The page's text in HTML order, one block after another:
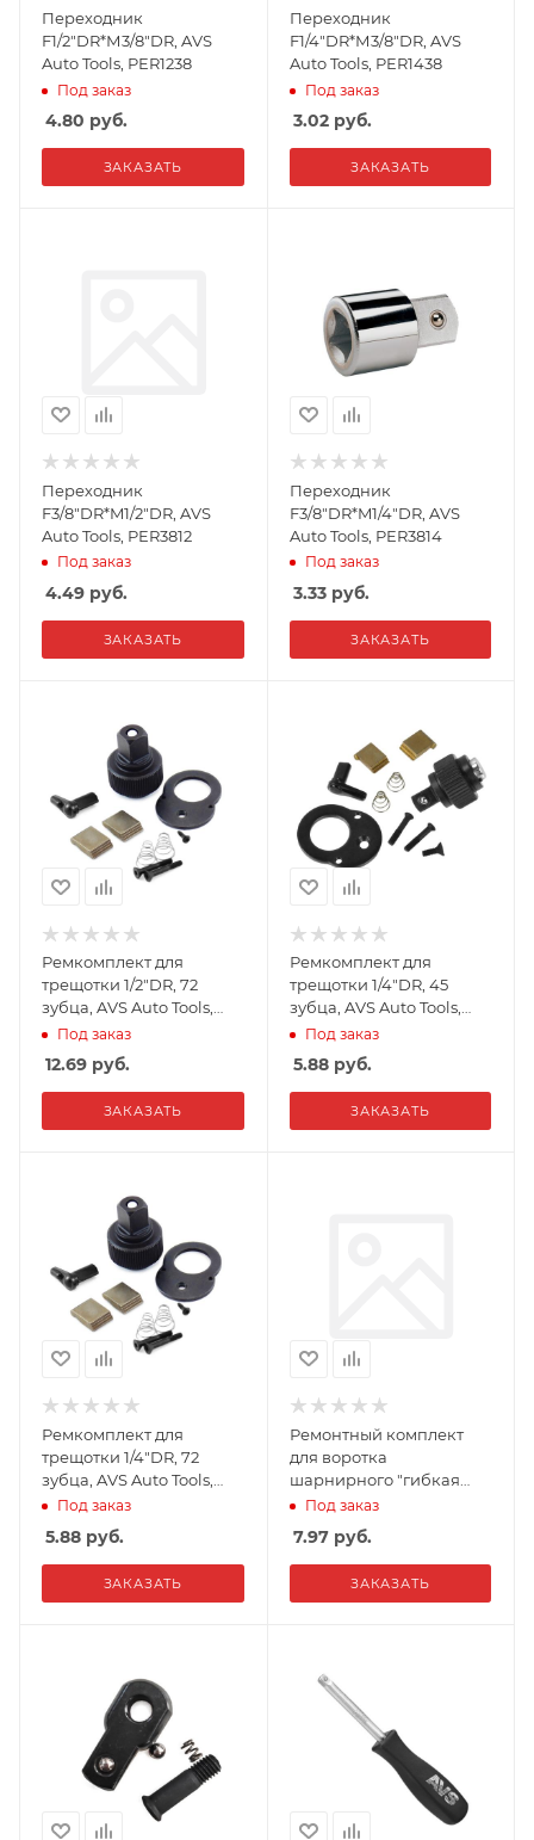
Переходник
F1/2"DR*М3/8"DR, AVS
Auto Tools, PER1238
Под заказ
4.80 руб.
ЗАКАЗАТЬ
Переходник
F1/4"DR*М3/8"DR, AVS
Auto Tools, PER1438
Под заказ
3.02руб.
ЗАКАЗАТЬ
Переходник
F3/8"DR*M1/2"DR, AVS
Auto Tools, PER3812
Под заказ
4.49 руб.
ЗАКАЗАТЬ
Переходник
F3/8"DR*M1/4"DR, AVS
Auto Tools, PER3814
Под заказ
3.33руб.
ЗАКАЗАТЬ
Ремкомплект для
трещотки 1/2"DR, 72
зубца, AVS Auto Tools,
RK1272
Под заказ
12.69 руб.
ЗАКАЗАТЬ
Ремкомплект для
трещотки 1/4"DR, 45
зубца, AVS Auto Tools,
RK1445
Под заказ
5.88руб.
ЗАКАЗАТЬ
Ремкомплект для
трещотки 1/4"DR, 72
зубца, AVS Auto Tools,
RK1472
Под заказ
5.88 руб.
ЗАКАЗАТЬ
Ремонтный комплект
для воротка
шарнирного "гибкая
рукоятка" 1/2"DR 600мм,
AVS Auto Tools, RKV12600
Под заказ
7.97руб.
ЗАКАЗАТЬ